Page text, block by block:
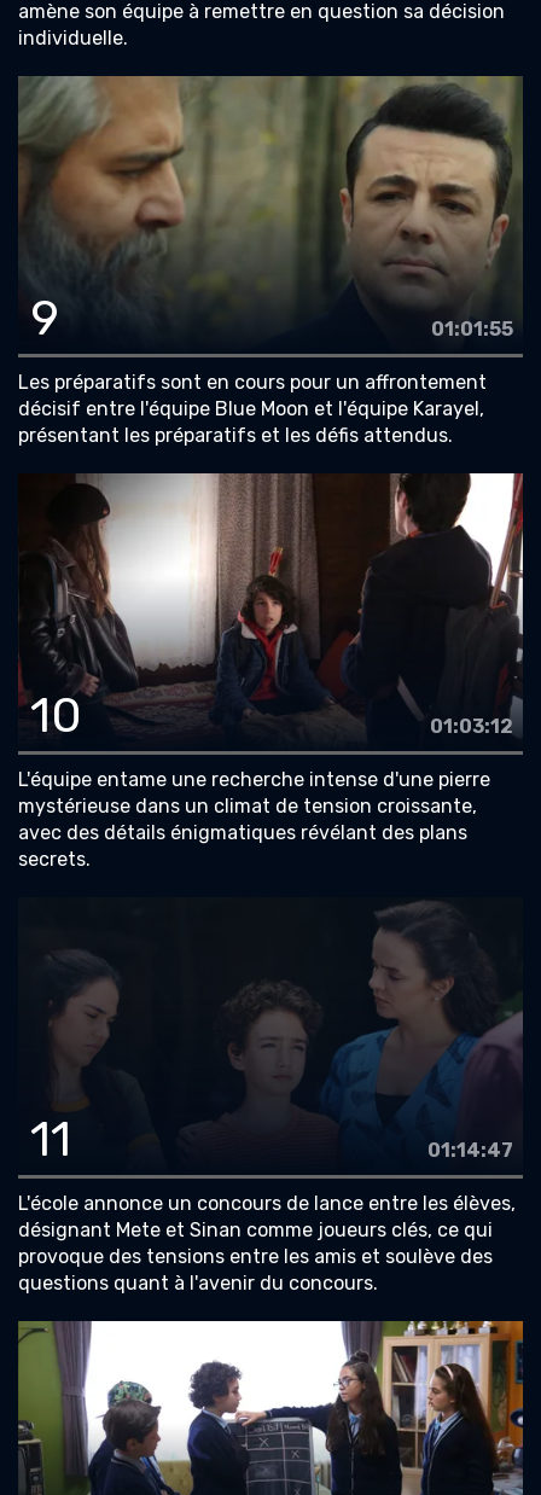
amène son équipe à remettre en question sa décision
individuelle.
9 01:01:55
Les préparatifs sont en cours pour un affrontement
décisif entre l'équipe Blue Moon et l'équipe Karayel,
présentant les préparatifs et les défis attendus.
10 01:03:12
L'équipe entame une recherche intense d'une pierre
mystérieuse dans un climat de tension croissante,
avec des détails énigmatiques révélant des plans
secrets.
11 01:14:47
L'école annonce un concours de lance entre les élèves,
désignant Mete et Sinan comme joueurs clés, ce qui
provoque des tensions entre les amis et soulève des
questions quant à l'avenir du concours.